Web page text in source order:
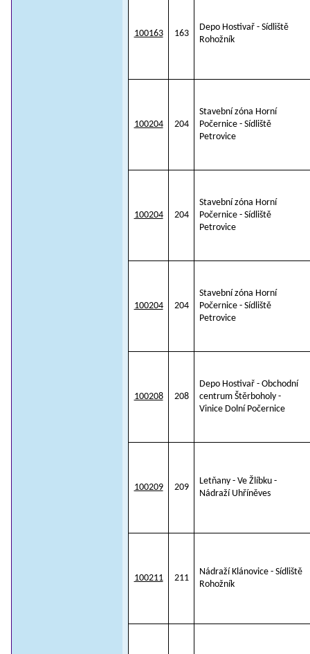
100163 163
Depo Hostivař - Sídliště
Rohožník
100204 204
Stavební zóna Horní
Počernice - Sídliště
Petrovice
100204 204
Stavební zóna Horní
Počernice - Sídliště
Petrovice
100204 204
Stavební zóna Horní
Počernice - Sídliště
Petrovice
100208 208
Depo Hostivař - Obchodní
centrum Štěrboholy -
Vinice Dolní Počernice
100209 209
Letňany - Ve Žlíbku -
Nádraží Uhříněves
100211 211
Nádraží Klánovice - Sídliště
Rohožník